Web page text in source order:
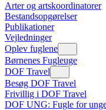
Arter og artskoordinatorer
Bestandsopgørelser
Publikationer
Vejledninger
Oplev fuglene
Børnenes Fugleuge
DOF Travel
Besøg DOF Travel
Frivillig i DOF Travel
DOF UNG: Fugle for